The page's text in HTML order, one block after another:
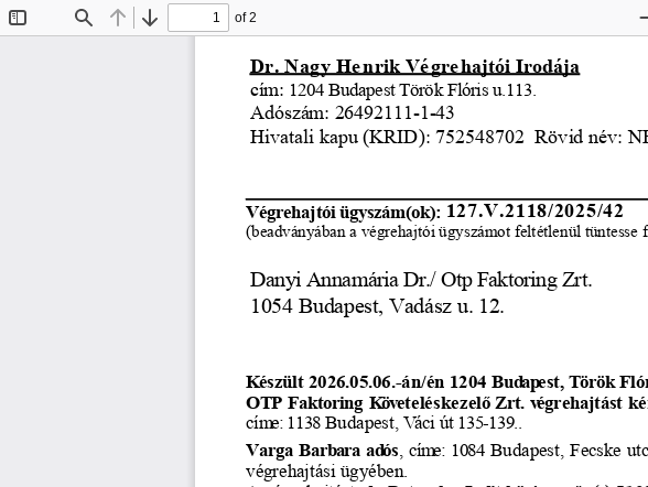
Find Previous
Next
of 2
Dr. Nagy Henrik Végrehajtói Irodája
cím: 1204 Budapest Török Flóris u.113.
Adószám: 26492111-1-43
Hivatali kapu (KRID): 752548702  Rövid név:
Végrehajtói ügyszám(ok): 127.V.2118/2025/42
(beadványában a végrehajtói ügyszámot feltétlenül tüntesse
Danyi Annamária Dr./ Otp Faktoring Zrt.
1054 Budapest, Vadász u. 12.
Készült 2026.05.06.-án/én 1204 Budapest, Török
OTP Faktoring Követeléskezelő Zrt. végrehajtást
címe: 1138 Budapest, Váci út 135-139..
Varga Barbara adós , címe: 1084 Budapest, Fecske
végrehajtási ügyében.